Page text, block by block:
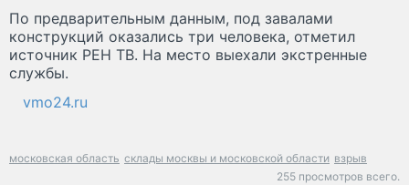
По предварительным данным, под завалами
конструкций оказались три человека, отметил
источник РЕН ТВ. На место выехали экстренные
службы.
vmo24.ru
московская область склады москвы и московской области взрыв
255 просмотров всего.